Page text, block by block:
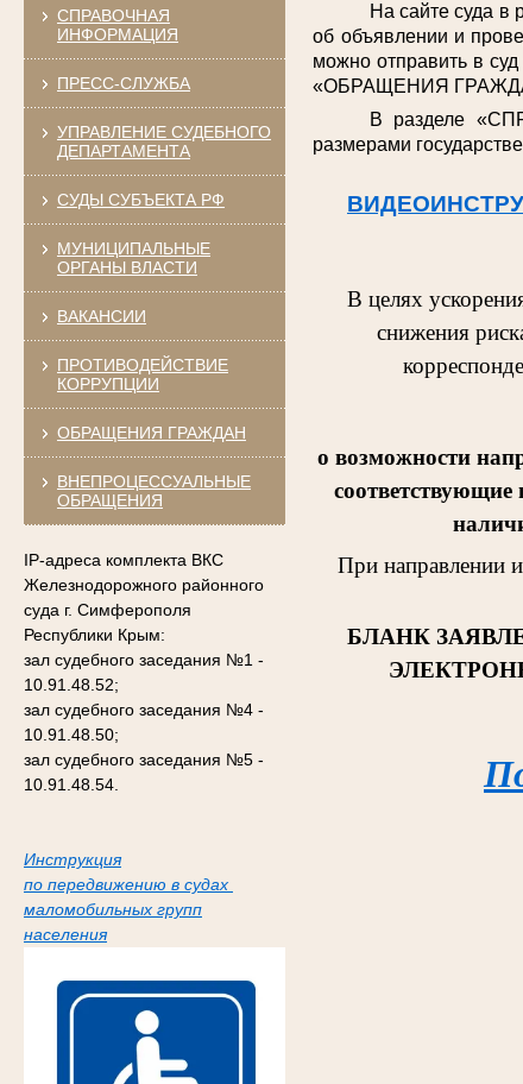
СПРАВОЧНАЯ
ИНФОРМАЦИЯ
ПРЕСС-СЛУЖБА
УПРАВЛЕНИЕ СУДЕБНОГО
ДЕПАРТАМЕНТА
СУДЫ СУБЪЕКТА РФ
МУНИЦИПАЛЬНЫЕ
ОРГАНЫ ВЛАСТИ
ВАКАНСИИ
ПРОТИВОДЕЙСТВИЕ
КОРРУПЦИИ
ОБРАЩЕНИЯ ГРАЖДАН
ВНЕПРОЦЕССУАЛЬНЫЕ
ОБРАЩЕНИЯ
IP-адреса комплекта ВКС
Железнодорожного районного
суда г. Симферополя
Республики Крым:
зал судебного заседания №1 -
10.91.48.52;
зал судебного заседания №4 -
10.91.48.50;
зал судебного заседания №5 -
10.91.48.54.
Инструкция
по передвижению в судах
маломобильных групп
населения
На сайте суда
об объявлении и
можно отправить в
«ОБРАЩЕНИЯ
В разделе
размерами
В целях
снижения
о возможности
соответствующие
При направлении
БЛАНК